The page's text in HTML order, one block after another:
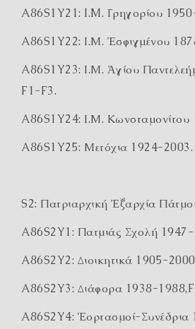
A86S1Y21: I.M. Γρηγορίου
A86S1Y22: Ι.Μ. Ἐσφιγμένου
A86S1Y23: Ι.Μ. Ἁγίου
F1-F3.
A86S1Y24: Ι.Μ. Κωνσταμονίτου
A86S1Y25: Μετόχια 1924-
S2: Πατριαρχική Ἐξαρχία
A86S2Y1: Πατμιάς Σχολή
A86S2Y2: Διοικητικά 1905-
A86S2Y3: Διάφορα 1938-
A86S2Y4: Ἑορτασμοί-Συνέδρια